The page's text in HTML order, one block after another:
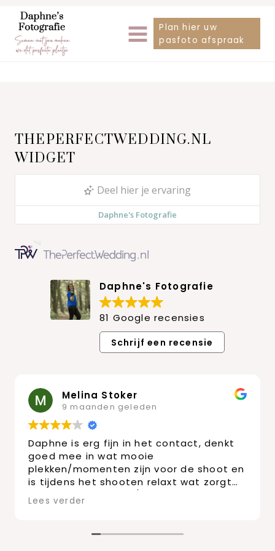
Doorgaan
naar
inhoud
Plan hier uw
pasfoto afspraak
THEPERFECTWEDDING.NL
WIDGET
Daphne's Fotografie
81 Google recensies
Schrijf een recensie
Melina Stoker
9 maanden geleden
Daphne is erg fijn in het contact, denkt
goed mee in wat mooie
plekken/momenten zijn voor de shoot en
is tijdens het shooten relaxt wat zorgt
voor mooie beelden/foto’s.
Wij hebben bij haar een
Lees verder